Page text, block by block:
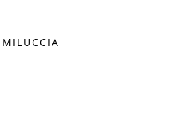
MILUCCIA